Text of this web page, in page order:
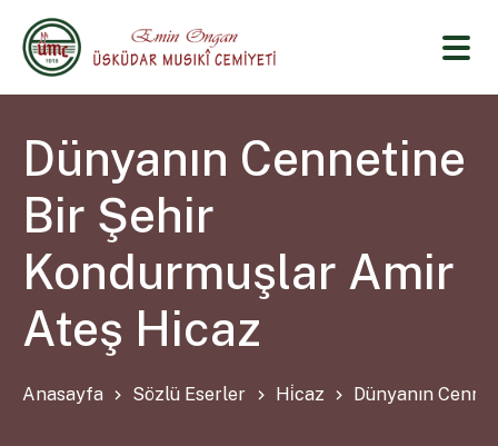
Dünyanın Cennetine
Bir Şehir
Kondurmuşlar Amir
Ateş Hicaz
Anasayfa Sözlü Eserler Hi̇caz Dünyanın